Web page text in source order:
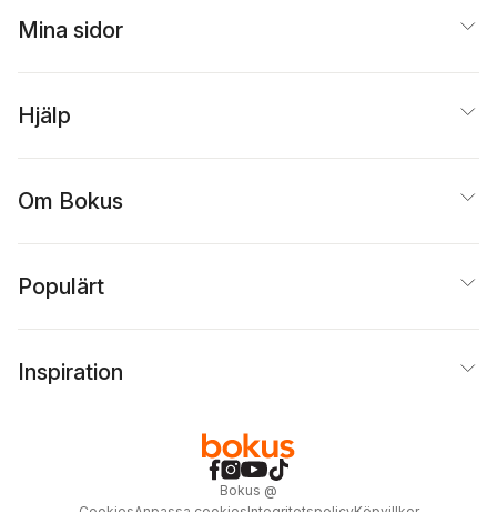
Mina sidor
Hjälp
Om Bokus
Populärt
Inspiration
Bokus @
Cookies Anpassa cookiesIntegritetspolicyKöpvillkor